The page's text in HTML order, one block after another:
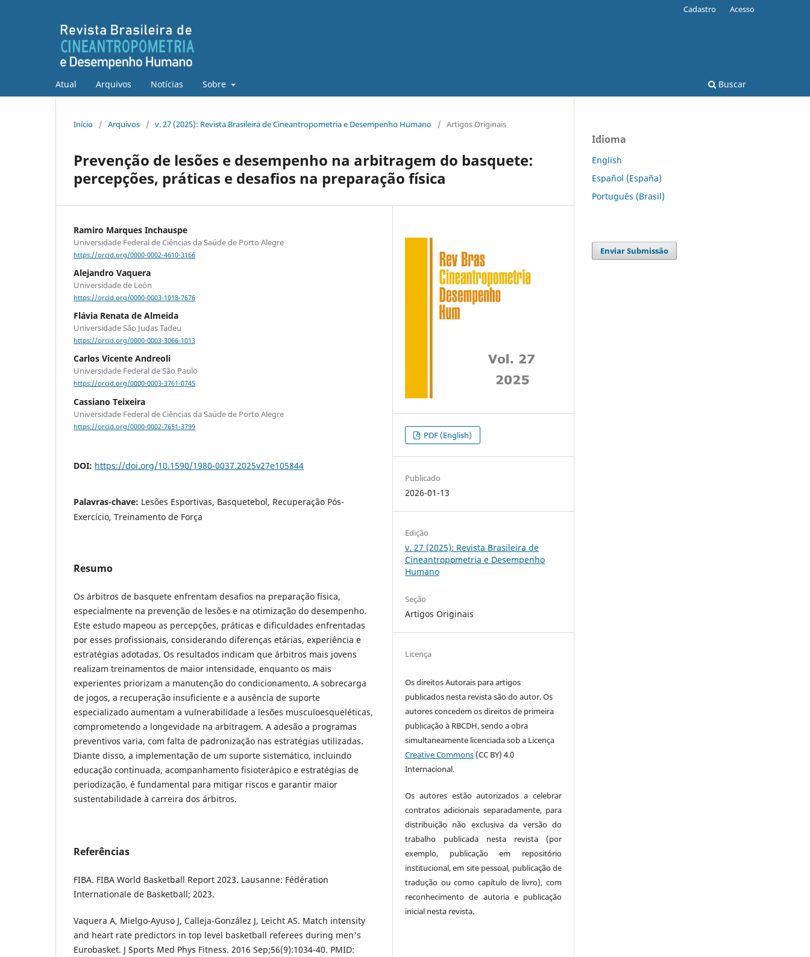
Atual Arquivos Notícias Sobre Buscar
Cadastro Acesso
Início / Arquivos / v. 27 (2025): Revista Brasileira de Cineantropometria e Desempenho Humano / Artigos Originais
Prevenção de lesões e desempenho na arbitragem do basquete:
percepções, práticas e desafios na preparação física
Ramiro Marques Inchauspe
Universidade Federal de Ciências da Saúde de Porto Alegre
https://orcid.org/0000-0002-4610-3166
Alejandro Vaquera
Universidade de León
https://orcid.org/0000-0003-1018-7676
Flávia Renata de Almeida
Universidade São Judas Tadeu
https://orcid.org/0000-0003-3066-1013
Carlos Vicente Andreoli
Universidade Federal de São Paulo
https://orcid.org/0000-0003-3761-0745
Cassiano Teixeira
Universidade Federal de Ciências da Saúde de Porto Alegre
https://orcid.org/0000-0002-7651-3799
DOI: https://doi.org/10.1590/1980-0037.2025v27e105844
Palavras-chave: Lesões Esportivas, Basquetebol, Recuperação Pós-
Exercício, Treinamento de Força
Resumo
Os árbitros de basquete enfrentam desafios na preparação física,
especialmente na prevenção de lesões e na otimização do desempenho.
Este estudo mapeou as percepções, práticas e dificuldades enfrentadas
por esses profissionais, considerando diferenças etárias, experiência e
estratégias adotadas. Os resultados indicam que árbitros mais jovens
realizam treinamentos de maior intensidade, enquanto os mais
experientes priorizam a manutenção do condicionamento. A sobrecarga
de jogos, a recuperação insuficiente e a ausência de suporte
especializado aumentam a vulnerabilidade a lesões musculoesqueléticas,
comprometendo a longevidade na arbitragem. A adesão a programas
preventivos varia, com falta de padronização nas estratégias utilizadas.
Diante disso, a implementação de um suporte sistemático, incluindo
educação continuada, acompanhamento fisioterápico e estratégias de
periodização, é fundamental para mitigar riscos e garantir maior
sustentabilidade à carreira dos árbitros.
Referências
FIBA. FIBA World Basketball Report 2023. Lausanne: Fédération
Internationale de Basketball; 2023.
Vaquera A, Mielgo-Ayuso J, Calleja-González J, Leicht AS. Match intensity
and heart rate predictors in top level basketball referees during men's
Eurobasket. J Sports Med Phys Fitness. 2016 Sep;56(9):1034-40. PMID:
PDF (English)
Publicado
2026-01-13
Edição
v. 27 (2025): Revista Brasileira de
Cineantropometria e Desempenho
Humano
Seção
Artigos Originais
Licença
Os direitos Autorais para artigos
publicados nesta revista são do autor. Os
autores concedem os direitos de primeira
publicação à RBCDH, sendo a obra
simultaneamente licenciada sob a Licença
Creative Commons (CC BY) 4.0
Internacional.
Os autores estão autorizados a celebrar
contratos adicionais separadamente, para
distribuição não exclusiva da versão do
trabalho publicada nesta revista (por
exemplo, publicação em repositório
institucional, em site pessoal, publicação de
tradução ou como capítulo de livro), com
reconhecimento de autoria e publicação
inicial nesta revista.
Idioma
English
Español (España)
Português (Brasil)
Enviar Submissão